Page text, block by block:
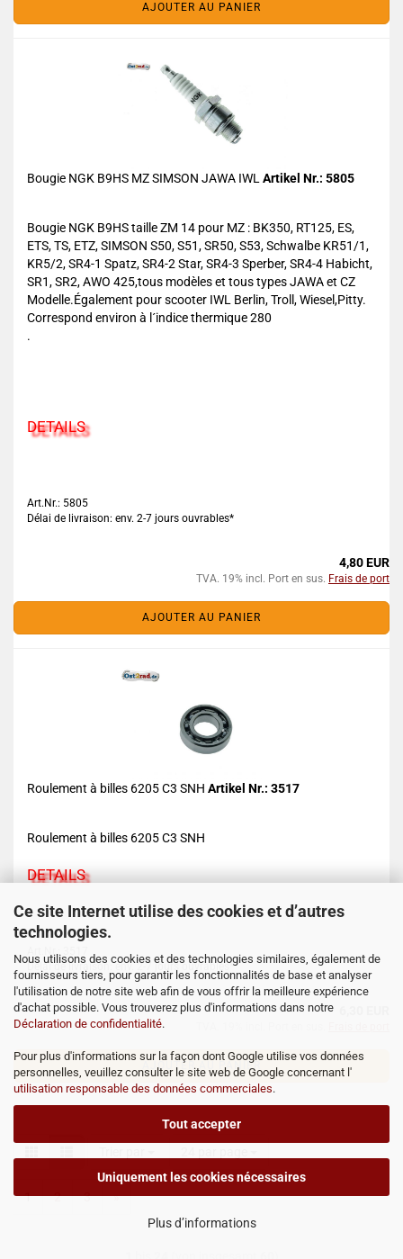
Ce site Internet utilise des cookies et d’autres
technologies.
Nous utilisons des cookies et des technologies similaires, également de
fournisseurs tiers, pour garantir les fonctionnalités de base et analyser
l'utilisation de notre site web afin de vous offrir la meilleure expérience
d'achat possible. Vous trouverez plus d'informations dans notre
Déclaration de confidentialité.
Pour plus d'informations sur la façon dont Google utilise vos données
personnelles, veuillez consulter le site web de Google concernant l'
utilisation responsable des données commerciales.
Tout accepter
Uniquement les cookies nécessaires
Plus d’informations
AJOUTER AU PANIER
Bougie NGK B9HS MZ SIMSON JAWA IWL Artikel Nr.: 5805
Bougie NGK B9HS taille ZM 14 pour MZ : BK350, RT125, ES,
ETS, TS, ETZ, SIMSON S50, S51, SR50, S53, Schwalbe KR51/1,
KR5/2, SR4-1 Spatz, SR4-2 Star, SR4-3 Sperber, SR4-4 Habicht,
SR1, SR2, AWO 425,tous modèles et tous types JAWA et CZ
Modelle.Également pour scooter IWL Berlin, Troll, Wiesel,Pitty.
Correspond environ à l´indice thermique 280
.
DETAILS
Art.Nr.: 5805
Délai de livraison: env. 2-7 jours ouvrables*
4,80 EUR
TVA. 19% incl. Port en sus. Frais de port
AJOUTER AU PANIER
Roulement à billes 6205 C3 SNH Artikel Nr.: 3517
Roulement à billes 6205 C3 SNH
DETAILS
Art.Nr.: 3517
Délai de livraison: env. 2-7 jours ouvrables*
AJOUTER AU PANIER
1 2 3 »